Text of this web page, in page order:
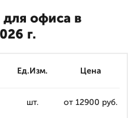
офиса в
г.
Ед.Изм. Цена
шт. от 12900 руб.